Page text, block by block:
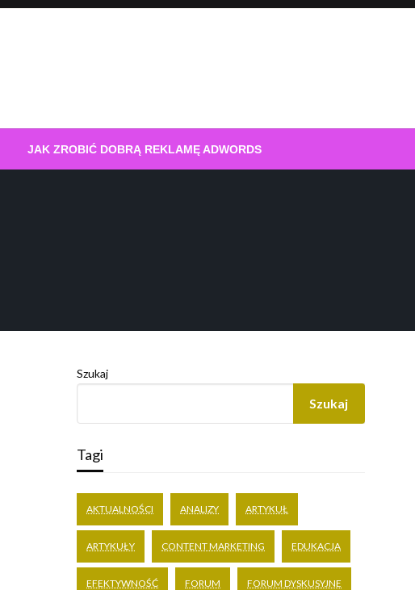
JAK ZROBIĆ DOBRĄ REKLAMĘ ADWORDS
Szukaj
Szukaj
Tagi
AKTUALNOŚCI ANALIZY ARTYKUŁ
ARTYKUŁY CONTENT MARKETING EDUKACJA
EFEKTYWNOŚĆ FORUM FORUM DYSKUSYJNE